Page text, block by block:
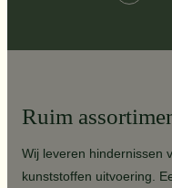
Ruim
Wij leveren hindernissen
kunststoffen uitvoering.